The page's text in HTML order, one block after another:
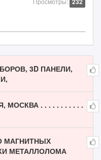
232
3D ПАНЕЛИ,
. . . . . . . . . . .
МАГНИТНЫХ
МЕТАЛЛОЛОМА